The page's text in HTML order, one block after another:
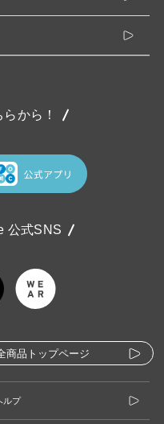
から！
公式SNS
商品トップページ
ルプ